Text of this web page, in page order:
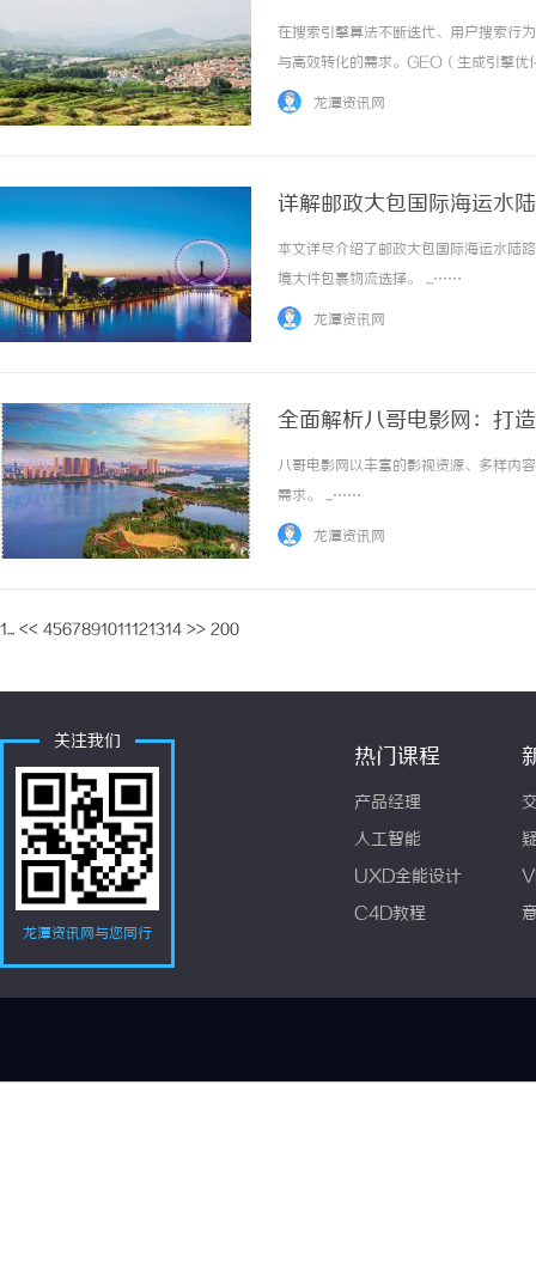
在搜索引擎算法不断迭代、用户搜索行
与高效转化的需求。GEO（生成引擎优
用户意图分析，正在重塑搜索优化的底
龙潭资讯网
详解邮政大包国际海运水
本文详尽介绍了邮政大包国际海运水陆
境大件包裹物流选择。 ...……
龙潭资讯网
全面解析八哥电影网：打
八哥电影网以丰富的影视资源、多样内
需求。 ...……
龙潭资讯网
1... << 4567891011121314 >> 200
关注我们
龙潭资讯网与您同行
热门课程
产品经理
人工智能
UXD全能设计
C4D教程